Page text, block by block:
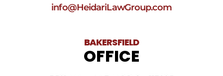
info@HeidariLawGroup.com
BAKERSFIELD
OFFICE